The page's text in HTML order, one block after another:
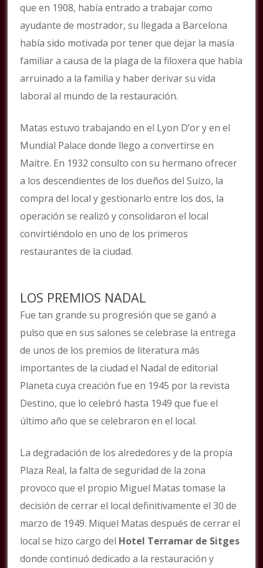
que en 1908, había entrado a trabajar como
ayudante de mostrador, su llegada a Barcelona
había sido motivada por tener que dejar la masía
familiar a causa de la plaga de la filoxera que había
arruinado a la familia y haber derivar su vida
laboral al mundo de la restauración.
Matas estuvo trabajando en el Lyon D’or y en el
Mundial Palace donde llego a convertirse en
Maitre. En 1932 consulto con su hermano ofrecer
a los descendientes de los dueños del Suizo, la
compra del local y gestionarlo entre los dos, la
operación se realizó y consolidaron el local
convirtiéndolo en uno de los primeros
restaurantes de la ciudad.
LOS PREMIOS NADAL
Fue tan grande su progresión que se ganó a
pulso que en sus salones se celebrase la entrega
de unos de los premios de literatura más
importantes de la ciudad el Nadal de editorial
Planeta cuya creación fue en 1945 por la revista
Destino, que lo celebró hasta 1949 que fue el
último año que se celebraron en el local.
La degradación de los alrededores y de la propia
Plaza Real, la falta de seguridad de la zona
provoco que el propio Miguel Matas tomase la
decisión de cerrar el local definitivamente el 30 de
marzo de 1949. Miquel Matas después de cerrar el
local se hizo cargo del Hotel Terramar de Sitges
donde continuó dedicado a la restauración y